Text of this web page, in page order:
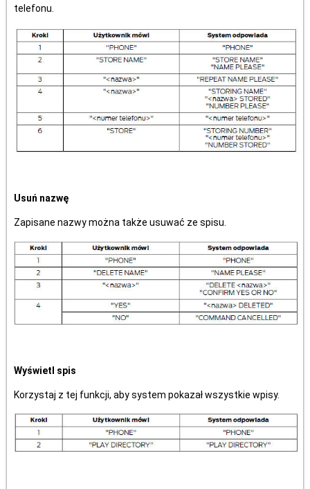
telefonu.
Usuń nazwę
Zapisane nazwy można także usuwać ze spisu.
Wyświetl spis
Korzystaj z tej funkcji, aby system pokazał wszystkie wpisy.